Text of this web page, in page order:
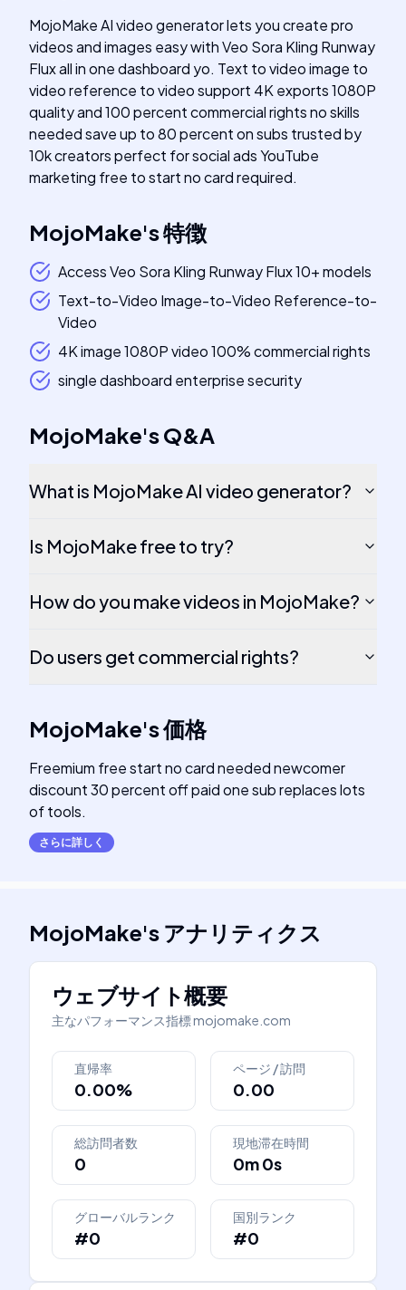
MojoMake AI video generator lets you create pro
videos and images easy with Veo Sora Kling Runway
Flux all in one dashboard yo. Text to video image to
video reference to video support 4K exports 1080P
quality and 100 percent commercial rights no skills
needed save up to 80 percent on subs trusted by
10k creators perfect for social ads YouTube
marketing free to start no card required.
MojoMake's特徴
Access Veo Sora Kling Runway Flux 10+ models
Text-to-Video Image-to-Video Reference-to-
Video
4K image 1080P video 100% commercial rights
single dashboard enterprise security
MojoMake'sQ&A
What is MojoMake AI video generator?
Is MojoMake free to try?
How do you make videos in MojoMake?
Do users get commercial rights?
MojoMake's価格
Freemium free start no card needed newcomer
discount 30 percent off paid one sub replaces lots
of tools.
さらに詳しく
MojoMake's アナリティクス
ウェブサイト概要
主なパフォーマンス指標mojomake.com
直帰率
0.00%
ページ / 訪問
0.00
総訪問者数
0
現地滞在時間
0m 0s
グローバルランク
#0
国別ランク
#0